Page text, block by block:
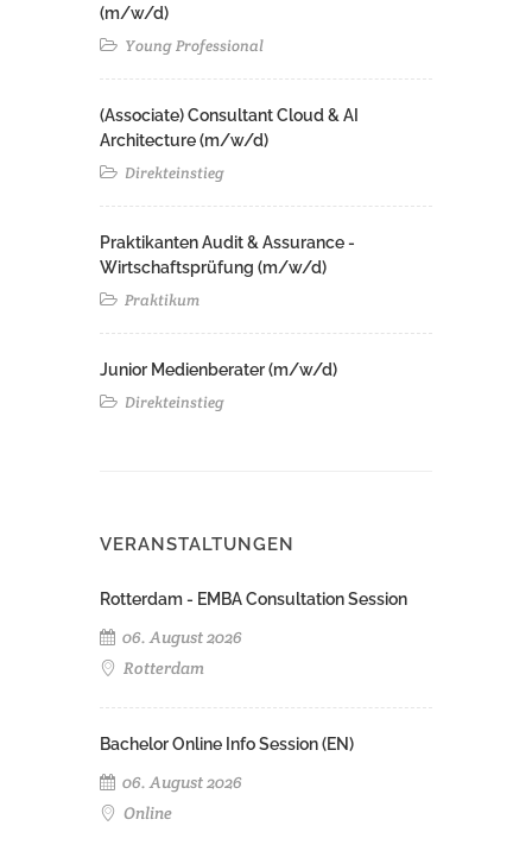
(m/w/d)
Young Professional
(Associate) Consultant Cloud & AI
Architecture (m/w/d)​ ​
Direkteinstieg
Praktikanten Audit & Assurance -
Wirtschaftsprüfung (m/w/d)
Praktikum
Junior Medienberater (m/w/d)
Direkteinstieg
VERANSTALTUNGEN
Rotterdam - EMBA Consultation Session
06. August 2026
Rotterdam
Bachelor Online Info Session (EN)
06. August 2026
Online